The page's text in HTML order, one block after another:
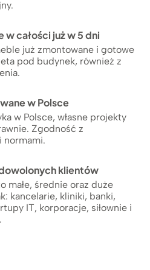
w całości już w 5 dni
już zmontowane i gotowe
pod budynek, również z
w Polsce
w Polsce, własne projekty
Zgodność z
normami.
klientów
małe, średnie oraz duże
kancelarie, kliniki, banki,
IT, korporacje, siłownie i